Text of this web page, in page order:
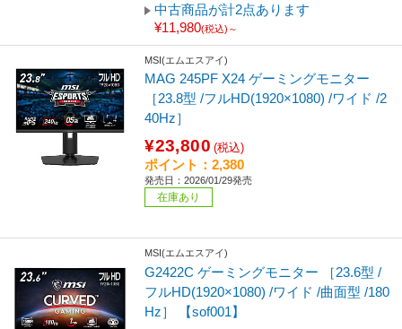
中古商品が計2点あります
¥11,980(税込)～
MSI(エムエスアイ)
MAG 245PF X24 ゲーミングモニター
［23.8型 /フルHD(1920×1080) /ワイド /2
40Hz］
¥23,800 (税込)
ポイント：2,380
発売日：2026/01/29発売
在庫あり
MSI(エムエスアイ)
G2422C ゲーミングモニター ［23.6型 /
フルHD(1920×1080) /ワイド /曲面型 /180
Hz］ 【sof001】